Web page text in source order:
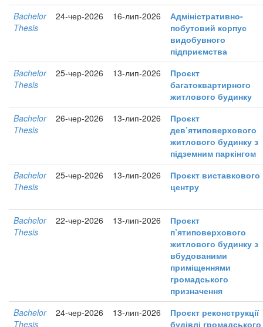
Bachelor
Thesis
24-чер-2026 16-лип-2026
Адміністративно-
побутовий корпус
видобувного
підприємства
Bachelor
Thesis
25-чер-2026 13-лип-2026
Проєкт
багатоквартирного
житлового будинку
Bachelor
Thesis
26-чер-2026 13-лип-2026
Проєкт
дев’ятиповерхового
житлового будинку з
підземним паркінгом
Bachelor
Thesis
25-чер-2026 13-лип-2026
Проєкт виставкового
центру
Bachelor
Thesis
22-чер-2026 13-лип-2026
Проєкт
п’ятиповерхового
житлового будинку з
вбудованими
приміщеннями
громадського
призначення
Bachelor
Thesis
24-чер-2026 13-лип-2026
Проєкт реконструкції
будівлі громадського